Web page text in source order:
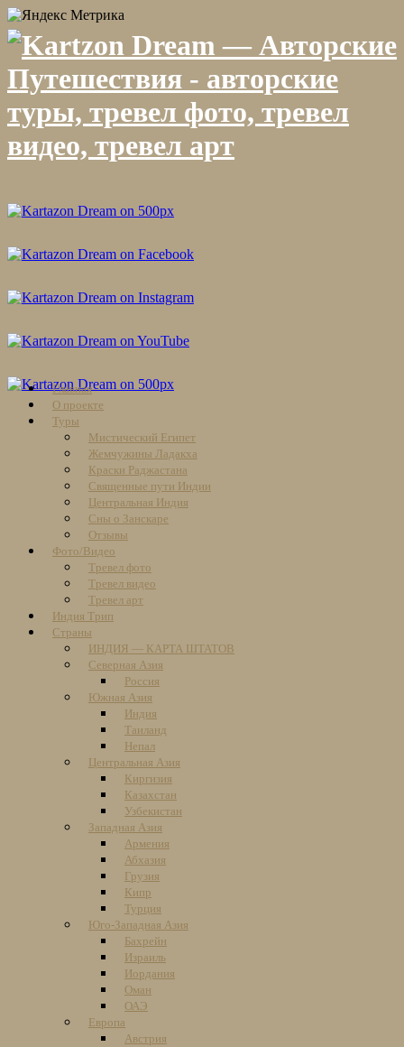
Skip
content
Главная
О проекте
Туры
Мистический Египет
Жемчужины Ладакха
Краски Раджастана
Священные пути Индии
Центральная Индия
Сны о Занскаре
Отзывы
Фото/Видео
Тревел фото
Тревел видео
Тревел арт
Индия Трип
Страны
ИНДИЯ — КАРТА ШТАТОВ
Северная Азия
Россия
Южная Азия
Индия
Таиланд
Непал
Центральная Азия
Киргизия
Казахстан
Узбекистан
Западная Азия
Армения
Абхазия
Грузия
Кипр
Турция
Юго-Западная Азия
Бахрейн
Израиль
Иордания
Оман
ОАЭ
Европа
Австрия